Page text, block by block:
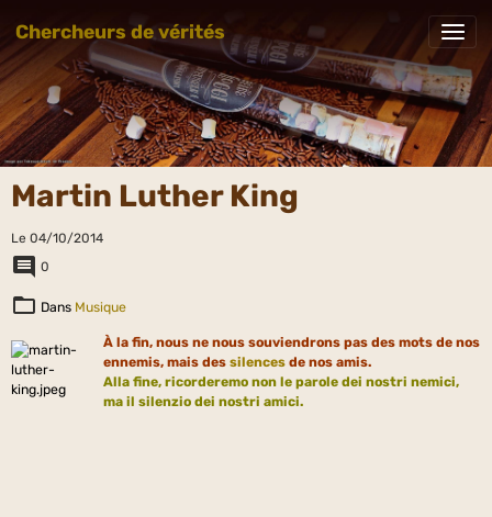
Chercheurs de vérités
Martin Luther King
Le 04/10/2014
0
Dans Musique
À la fin, nous ne nous souviendrons pas des mots de nos
ennemis, mais des silences de nos amis.
Alla fine, ricorderemo non le parole dei nostri nemici,
ma il silenzio dei nostri amici.